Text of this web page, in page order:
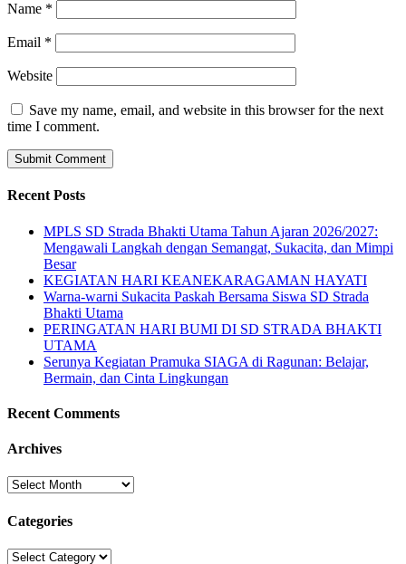
Name *
Email *
Website
Save my name, email, and website in this browser for the next
time I comment.
Recent Posts
MPLS SD Strada Bhakti Utama Tahun Ajaran 2026/2027:
Mengawali Langkah dengan Semangat, Sukacita, dan Mimpi
Besar
KEGIATAN HARI KEANEKARAGAMAN HAYATI
Warna-warni Sukacita Paskah Bersama Siswa SD Strada
Bhakti Utama
PERINGATAN HARI BUMI DI SD STRADA BHAKTI
UTAMA
Serunya Kegiatan Pramuka SIAGA di Ragunan: Belajar,
Bermain, dan Cinta Lingkungan
Recent Comments
Archives
Archives
Categories
Categories